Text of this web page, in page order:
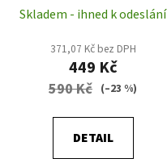
Skladem - ihned k odeslání
371,07 Kč bez DPH
449 Kč
590 Kč (–23 %)
DETAIL